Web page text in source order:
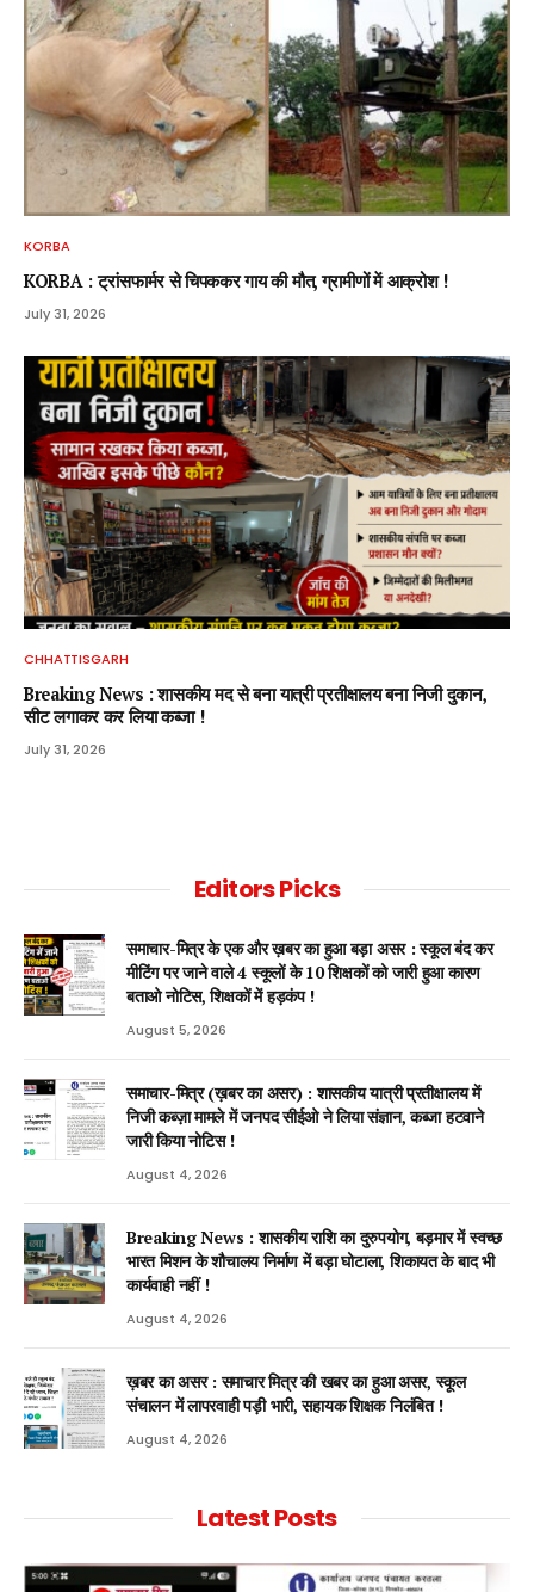
KORBA
KORBA : ट्रांसफार्मर से चिपककर गाय की मौत, ग्रामीणों में आक्रोश !
July 31, 2026
CHHATTISGARH
Breaking News : शासकीय मद से बना यात्री प्रतीक्षालय बना निजी दुकान,
सीट लगाकर कर लिया कब्जा !
July 31, 2026
Editors Picks
समाचार-मित्र के एक और ख़बर का हुआ बड़ा असर : स्कूल बंद कर
मीटिंग पर जाने वाले 4 स्कूलों के 10 शिक्षकों को जारी हुआ कारण
बताओ नोटिस, शिक्षकों में हड़कंप !
August 5, 2026
समाचार-मित्र (ख़बर का असर) : शासकीय यात्री प्रतीक्षालय में
निजी कब्ज़ा मामले में जनपद सीईओ ने लिया संज्ञान, कब्जा हटवाने
जारी किया नोटिस !
August 4, 2026
Breaking News : शासकीय राशि का दुरुपयोग, बड़मार में स्वच्छ
भारत मिशन के शौचालय निर्माण में बड़ा घोटाला, शिकायत के बाद भी
कार्यवाही नहीं !
August 4, 2026
ख़बर का असर : समाचार मित्र की खबर का हुआ असर, स्कूल
संचालन में लापरवाही पड़ी भारी, सहायक शिक्षक निलंबित !
August 4, 2026
Latest Posts